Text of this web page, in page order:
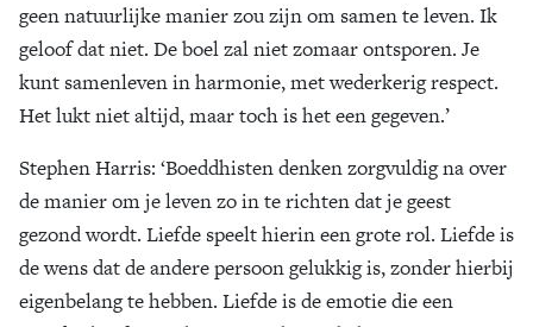
geen natuurlijke manier zou zijn om samen te leven. Ik
geloof dat niet. De boel zal niet zomaar ontsporen. Je
kunt samenleven in harmonie, met wederkerig respect.
Het lukt niet altijd, maar toch is het een gegeven.’
Stephen Harris: ‘Boeddhisten denken zorgvuldig na over
de manier om je leven zo in te richten dat je geest
gezond wordt. Liefde speelt hierin een grote rol. Liefde is
de wens dat de andere persoon gelukkig is, zonder hierbij
eigenbelang te hebben. Liefde is de emotie die een